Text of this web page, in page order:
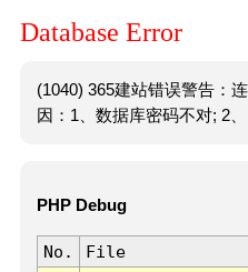
Database Error
(1040) 365建站错误警告：
因：1、数据库密码不对; 2、
PHP Debug
No. File